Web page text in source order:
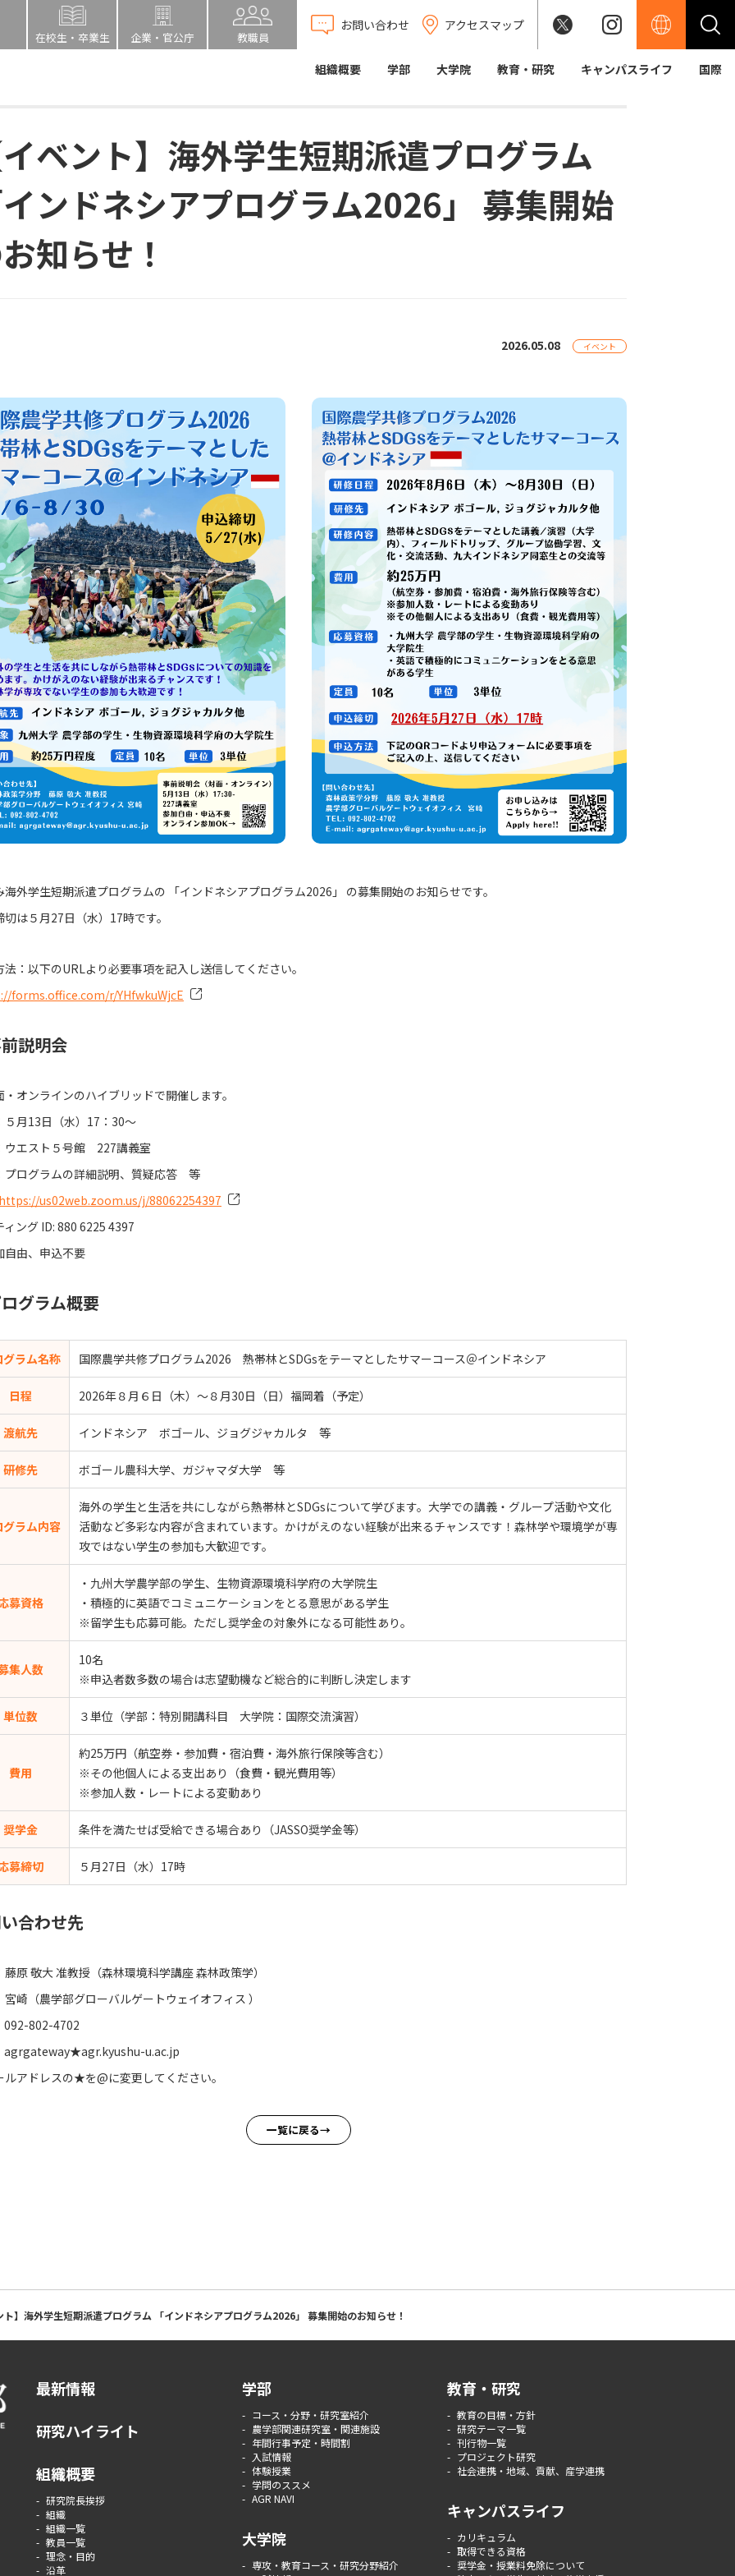
在校生・卒業生 企業・官公庁 教職員
お問い合わせ アクセスマップ
組織概要 学部 大学院 教育・研究 キャンパスライフ 国際
ベント】海外学生短期派遣プログラム
ンドネシアプログラム2026」 募集開始
知らせ！
2026.05.08 イベント
海外学生短期派遣プログラムの 「インドネシアプログラム2026」 の募集開始のお知らせです。
切は５月27日（水）17時です。
法：以下のURLより必要事項を記入し送信してください。
forms.office.com/r/YHfwkuWjcE
説明会
オンラインのハイブリッドで開催します。
５月13日（水）17：30～
ウエスト５号館 227講義室
プログラムの詳細説明、質疑応答 等
us02web.zoom.us/j/88062254397
ィング ID: 880 6225 4397
由、申込不要
グラム概要
ラム名称 国際農学共修プログラム2026 熱帯林とSDGsをテーマとしたサマーコース＠インドネシア
日程 2026年８月６日（木）～８月30日（日）福岡着（予定）
渡航先 インドネシア ボゴール、ジョグジャカルタ 等
研修先 ボゴール農科大学、ガジャマダ大学 等
ラム内容
海外の学生と生活を共にしながら熱帯林とSDGsについて学びます。大学での講義・グループ活動や文化
活動など多彩な内容が含まれています。かけがえのない経験が出来るチャンスです！森林学や環境学が専
攻ではない学生の参加も大歓迎です。
募資格
・九州大学農学部の学生、生物資源環境科学府の大学院生
・積極的に英語でコミュニケーションをとる意思がある学生
※留学生も応募可能。ただし奨学金の対象外になる可能性あり。
集人数
10名
※申込者数多数の場合は志望動機など総合的に判断し決定します
単位数 ３単位（学部：特別開講科目 大学院：国際交流演習）
費用
約25万円（航空券・参加費・宿泊費・海外旅行保険等含む）
※その他個人による支出あり（食費・観光費用等）
※参加人数・レートによる変動あり
奨学金 条件を満たせば受給できる場合あり（JASSO奨学金等）
募締切 ５月27日（水）17時
合わせ先
藤原 敬大 准教授（森林環境科学講座 森林政策学）
農学部グローバルゲートウェイオフィス ）
092-802-4702
agrgateway★agr.kyushu-u.ac.jp
アドレスの★を@に変更してください。
一覧に戻る
ト】海外学生短期派遣プログラム 「インドネシアプログラム2026」 募集開始のお知らせ！
最新情報
研究ハイライト
組織概要
研究院長挨拶
組織
組織一覧
教員一覧
理念・目的
沿革
学部
コース・分野・研究室紹介
農学部関連研究室・関連施設
年間行事予定・時間割
入試情報
体験授業
学問のススメ
AGR NAVI
大学院
専攻・教育コース・研究分野紹介
教育・研究
教育の目標・方針
研究テーマ一覧
刊行物一覧
プロジェクト研究
社会連携・地域、貢献、産学連携
キャンパスライフ
カリキュラム
取得できる資格
奨学金・授業料免除について